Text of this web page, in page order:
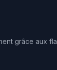
grâce aux